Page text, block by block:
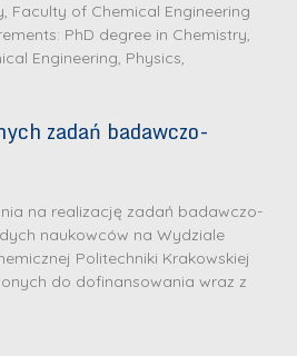
Faculty of Chemical Engineering
PhD degree in Chemistry,
Engineering, Physics,
zadań badawczo-
na realizację zadań badawczo-
naukowców na Wydziale
Politechniki Krakowskiej
do dofinansowania wraz z
D